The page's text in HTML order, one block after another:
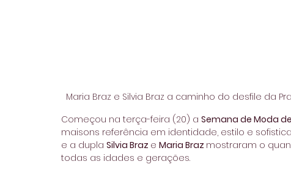
Maria Braz e Silvia Braz a caminho do desfile da
Começou na terça-feira (20) a Semana de Moda
maisons referência em identidade, estilo e
e a dupla Silvia Braz e Maria Braz mostraram o
todas as idades e gerações.